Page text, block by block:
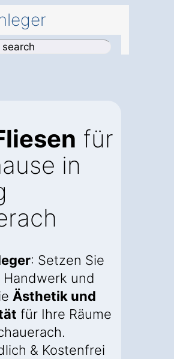
für
in
: Setzen Sie
Handwerk und
Ästhetik und
für Ihre Räume
& Kostenfrei